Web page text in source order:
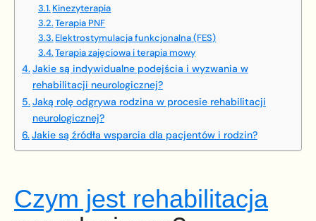
Kinezyterapia
Terapia PNF
Elektrostymulacja funkcjonalna (FES)
Terapia zajęciowa i terapia mowy
Jakie są indywidualne podejścia i wyzwania w
rehabilitacji neurologicznej?
Jaką rolę odgrywa rodzina w procesie rehabilitacji
neurologicznej?
Jakie są źródła wsparcia dla pacjentów i rodzin?
Czym jest rehabilitacja